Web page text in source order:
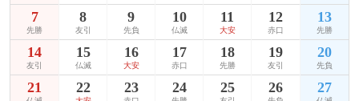
7
先勝
8
友引
9
先負
10
仏滅
11
大安
12
赤口
13
先勝
14
友引
15
仏滅
16
大安
17
赤口
18
先勝
19
友引
20
先負
21 22 23 24 25 26 27